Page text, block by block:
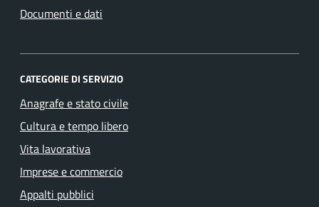
Documenti e dati
CATEGORIE DI SERVIZIO
Anagrafe e stato civile
Cultura e tempo libero
Vita lavorativa
Imprese e commercio
Appalti pubblici